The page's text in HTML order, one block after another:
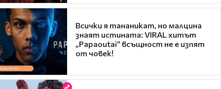
Всички я тананикат, но малцина
знаят истината: VIRAL хитът
„Papaoutai“ всъщност не е изпят
от човек!